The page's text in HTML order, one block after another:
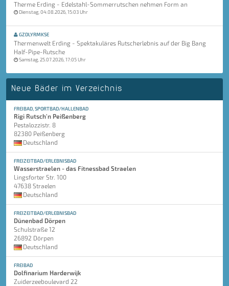
Therme Erding - Edelstahl-Sommerrutschen nehmen Form an
Dienstag, 04.08.2026, 15:03 Uhr
GZDLYRMKSE
Thermenwelt Erding - Spektakuläres Rutscherlebnis auf der Big Bang
Half-Pipe-Rutsche
Samstag, 25.07.2026, 17:05 Uhr
Neue Bäder im Verzeichnis
FREIBAD, SPORTBAD/HALLENBAD
Rigi Rutsch'n Peißenberg
Pestalozzistr. 8
82380 Peißenberg
Deutschland
FREIZEITBAD/ERLEBNISBAD
Wasserstraelen - das Fitnessbad Straelen
Lingsforter Str. 100
47638 Straelen
Deutschland
FREIZEITBAD/ERLEBNISBAD
Dünenbad Dörpen
Schulstraße 12
26892 Dörpen
Deutschland
FREIBAD
Dolfinarium Harderwijk
Zuiderzeeboulevard 22